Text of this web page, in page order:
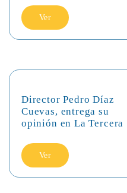
Ver
Director Pedro Díaz
Cuevas, entrega su
opinión en La Tercera
Ver